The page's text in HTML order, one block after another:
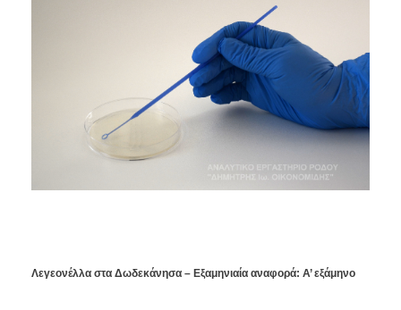
Λεγεονέλλα στα Δωδεκάνησα – Εξαμηνιαία αναφορά: Α’ εξάμηνο